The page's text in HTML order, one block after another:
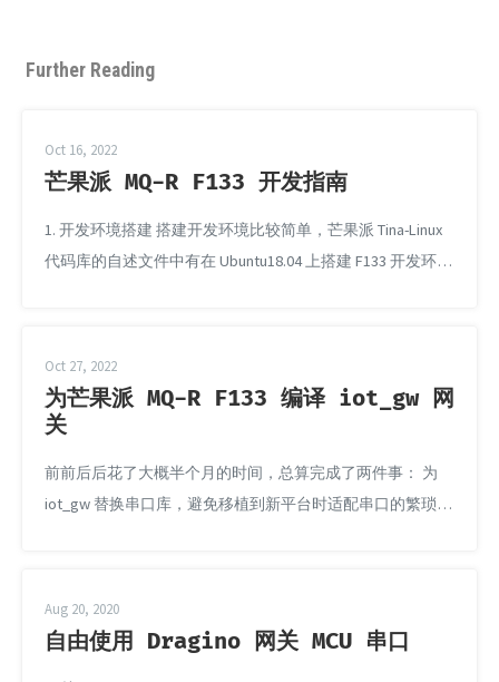
Further Reading
Oct 16, 2022
芒果派 MQ-R F133 开发指南
1. 开发环境搭建 搭建开发环境比较简单，芒果派 Tina-Linux
代码库的自述文件中有在 Ubuntu18.04 上搭建 F133 开发环境
上，实测这样做的时候，即使对应目录开启了大小写敏感...
Oct 27, 2022
为芒果派 MQ-R F133 编译 iot_gw 网
关
前前后后花了大概半个月的时间，总算完成了两件事： 为
iot_gw 替换串口库，避免移植到新平台时适配串口的繁琐流
上，概括来说，有以下几个方面： 老版本的 ...
Aug 20, 2020
自由使用 Dragino 网关 MCU 串口